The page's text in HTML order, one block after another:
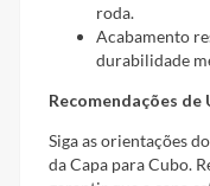
roda.
Acabamento
durabilidade
Recomendações de
Siga as orientações
da Capa para Cubo.